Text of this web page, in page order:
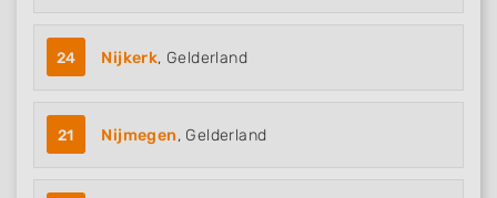
24 Nijkerk, Gelderland
21 Nijmegen, Gelderland